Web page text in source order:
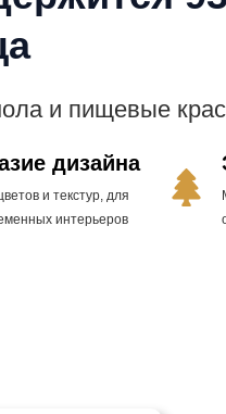
и пищевые
дизайна
и текстур, для
интерьеров